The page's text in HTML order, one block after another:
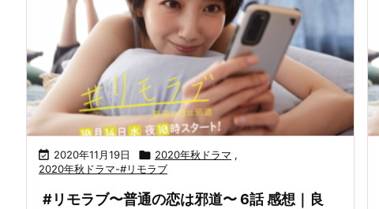
 2020年11月19日  2020年秋ドラマ ,
2020年秋ドラマ-#リモラブ
#リモラブ〜普通の恋は邪道〜 6話 感想｜良